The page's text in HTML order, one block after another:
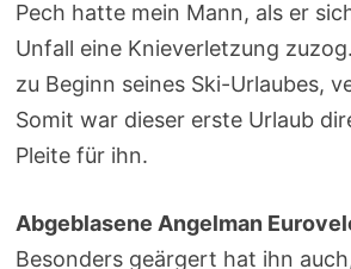
Pech hatte mein Mann, als er
Unfall eine Knieverletzung
zu Beginn seines Ski-Urlaubes,
Somit war dieser erste Urlaub
Pleite für ihn.
Abgeblasene Angelman
Besonders geärgert hat ihn